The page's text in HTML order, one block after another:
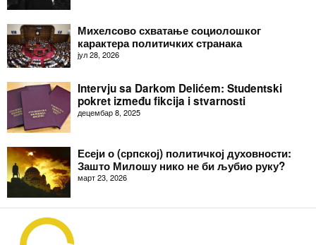
Михелсово схватање социолошког
карактера политичких странака
јул 28, 2026
Intervju sa Darkom Delićem: Studentski
pokret između fikcija i stvarnosti
децембар 8, 2025
Есеји о (српској) политичкој духовности:
Зашто Милошу нико не би љубио руку?
март 23, 2026